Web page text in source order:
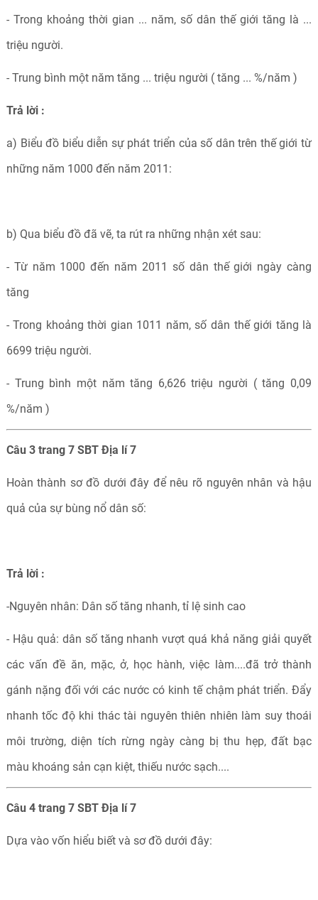
- Trong khoảng thời gian ... năm, số dân thế giới tăng là ...
triệu người.
- Trung bình một năm tăng ... triệu người ( tăng ... %/năm )
Trả lời :
a) Biểu đồ biểu diễn sự phát triển của số dân trên thế giới từ
những năm 1000 đến năm 2011:
b) Qua biểu đồ đã vẽ, ta rút ra những nhận xét sau:
- Từ năm 1000 đến năm 2011 số dân thế giới ngày càng
tăng
- Trong khoảng thời gian 1011 năm, số dân thế giới tăng là
6699 triệu người.
- Trung bình một năm tăng 6,626 triệu người ( tăng 0,09
%/năm )
Câu 3 trang 7 SBT Địa lí 7
Hoàn thành sơ đồ dưới đây để nêu rõ nguyên nhân và hậu
quả của sự bùng nổ dân số:
Trả lời :
-Nguyên nhân: Dân số tăng nhanh, tỉ lệ sinh cao
- Hậu quả: dân số tăng nhanh vượt quá khả năng giải quyết
các vấn đề ăn, mặc, ở, học hành, việc làm....đã trở thành
gánh nặng đối với các nước có kinh tế chậm phát triển. Đẩy
nhanh tốc độ khi thác tài nguyên thiên nhiên làm suy thoái
môi trường, diện tích rừng ngày càng bị thu hẹp, đất bạc
màu khoáng sản cạn kiệt, thiếu nước sạch....
Câu 4 trang 7 SBT Địa lí 7
Dựa vào vốn hiểu biết và sơ đồ dưới đây: